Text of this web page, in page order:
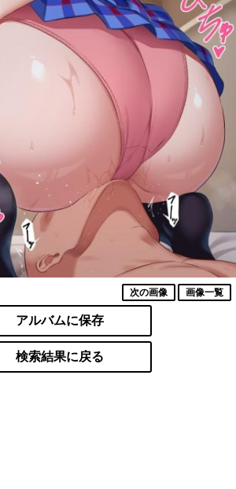
次の画像 画像一覧
アルバムに保存
検索結果に戻る